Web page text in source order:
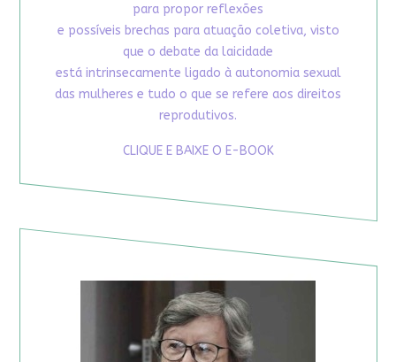
para propor reflexões
e possíveis brechas para atuação coletiva, visto
que o debate da laicidade
está intrinsecamente ligado à autonomia sexual
das mulheres e tudo o que se refere aos direitos
reprodutivos.
CLIQUE E BAIXE O E-BOOK